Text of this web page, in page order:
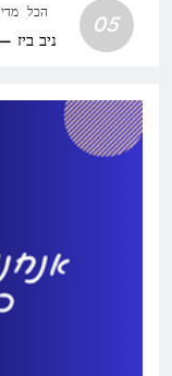
05 הכל
ניב ביז – קידום אתרים